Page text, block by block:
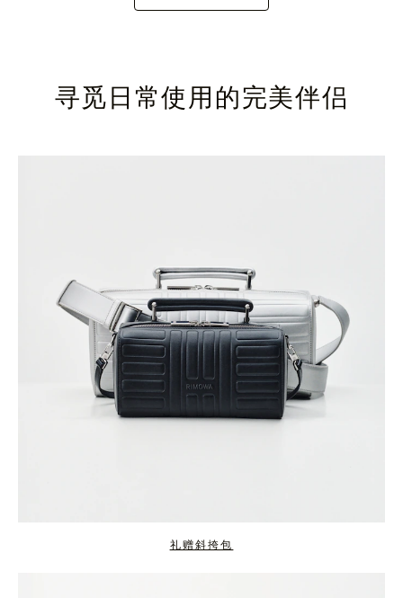
寻觅日常使用的完美伴侣
礼赠斜挎包